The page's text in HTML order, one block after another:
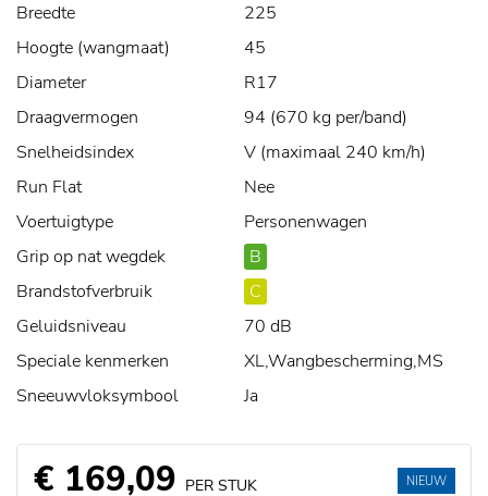
Breedte
225
Hoogte (wangmaat)
45
Diameter
R17
Draagvermogen
94 (670 kg per/band)
Snelheidsindex
V (maximaal 240 km/h)
Run Flat
Nee
Voertuigtype
Personenwagen
Grip op nat wegdek
B
Brandstofverbruik
C
Geluidsniveau
70 dB
Speciale kenmerken
XL,Wangbescherming,MS
Sneeuwvloksymbool
Ja
€ 169,09 PER STUK NIEUW